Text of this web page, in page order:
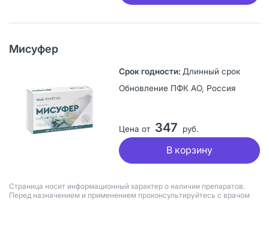
Мисуфер
Длинный срок
Обновление ПФК АО, Россия
Цена от 347 руб.
В корзину
Страница носит информационный характер о наличии препаратов.
Перед назначением и применением проконсультируйтесь с врачом